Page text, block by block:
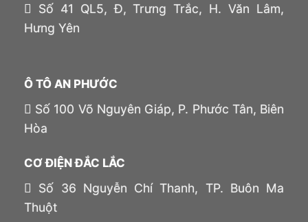
Số 41 QL5, Đ, Trưng Trắc, H. Văn Lâm,
Hưng Yên
Ô TÔ AN PHƯỚC
Số 100 Võ Nguyên Giáp, P. Phước Tân, Biên
Hòa
CƠ ĐIỆN ĐẮC LẮC
Số 36 Nguyễn Chí Thanh, TP. Buôn Ma
Thuột